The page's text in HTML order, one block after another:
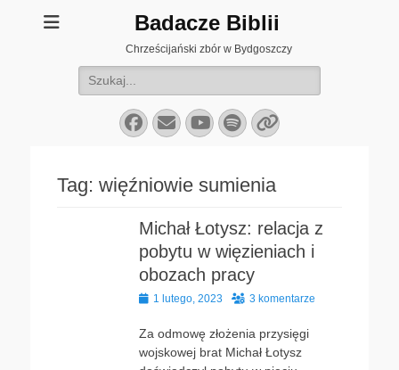
Badacze Biblii
Chrześcijański zbór w Bydgoszczy
Szukaj:
Facebook
E-
mail
YouTube
Spotify
Link
Tag: więźniowie sumienia
Michał Łotysz: relacja z
pobytu w więzieniach i
obozach pracy
Opublikowano
1 lutego, 2023 3 komentarze
Za odmowę złożenia przysięgi
wojskowej brat Michał Łotysz